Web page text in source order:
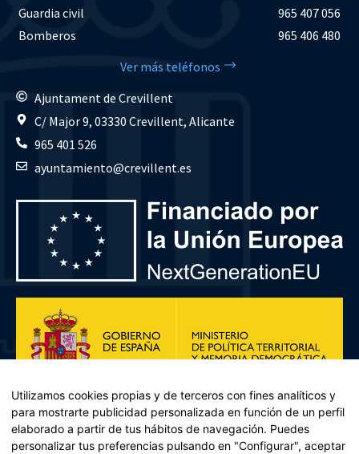
Guardia civil
965 407 056
Bomberos
965 406 480
Ver más teléfonos
Ajuntament de Crevillent
C/ Major 9, 03330 Crevillent, Alicante
965 401 526
ayuntamiento@crevillent.es
Utilizamos cookies propias y de terceros con fines analíticos y
para mostrarte publicidad personalizada en función de un perfil
elaborado a partir de tus hábitos de navegación. Puedes
personalizar tus preferencias pulsando en "Configurar", aceptar